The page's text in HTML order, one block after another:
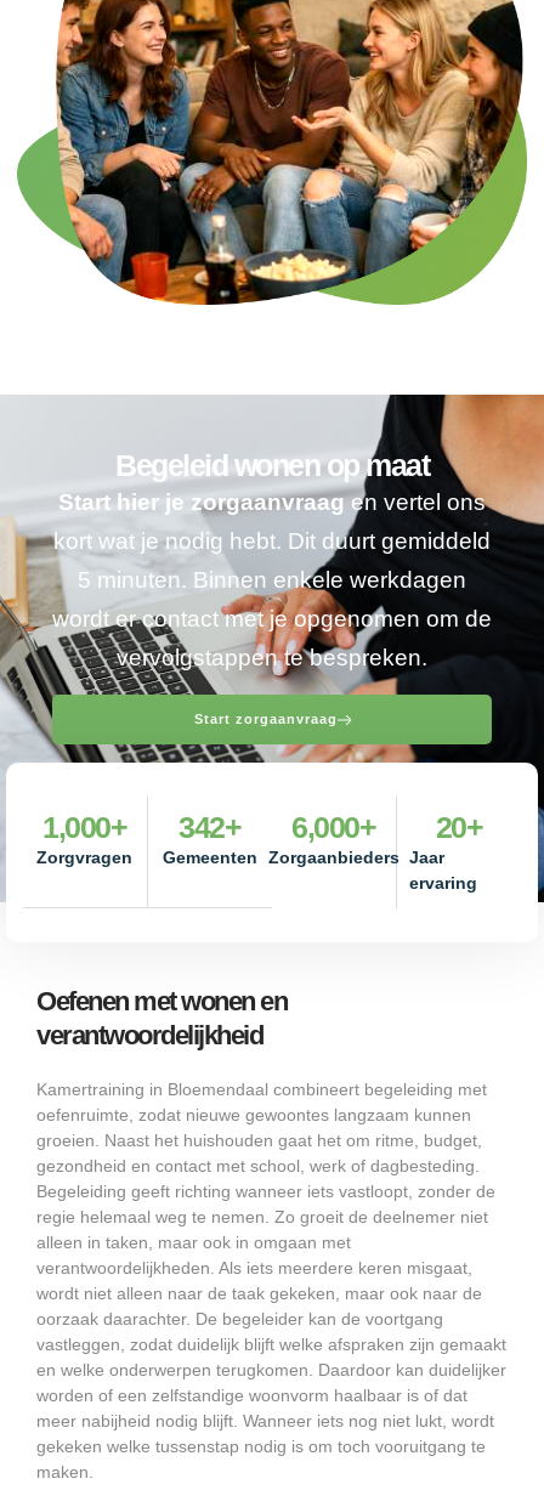
Begeleid wonen op maat
Start hier je zorgaanvraagen vertel ons
kort wat je nodig hebt. Dit duurt gemiddeld
5 minuten. Binnen enkele werkdagen
wordt er contact met je opgenomen om de
vervolgstappen te bespreken.
Start zorgaanvraag
Zorgvragen
1,000+
Gemeenten
342+
Zorgaanbieders
6,000+
Jaar
ervaring
20+
Oefenen met wonen en
verantwoordelijkheid
Kamertraining in Bloemendaal combineert begeleiding met
oefenruimte, zodat nieuwe gewoontes langzaam kunnen
groeien. Naast het huishouden gaat het om ritme, budget,
gezondheid en contact met school, werk of dagbesteding.
Begeleiding geeft richting wanneer iets vastloopt, zonder de
regie helemaal weg te nemen. Zo groeit de deelnemer niet
alleen in taken, maar ook in omgaan met
verantwoordelijkheden. Als iets meerdere keren misgaat,
wordt niet alleen naar de taak gekeken, maar ook naar de
oorzaak daarachter. De begeleider kan de voortgang
vastleggen, zodat duidelijk blijft welke afspraken zijn gemaakt
en welke onderwerpen terugkomen. Daardoor kan duidelijker
worden of een zelfstandige woonvorm haalbaar is of dat
meer nabijheid nodig blijft. Wanneer iets nog niet lukt, wordt
gekeken welke tussenstap nodig is om toch vooruitgang te
maken.